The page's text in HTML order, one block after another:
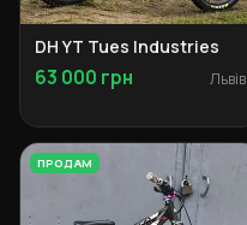
DH YT Tues Industries
63 000 грн Львів
ПРОДАМ